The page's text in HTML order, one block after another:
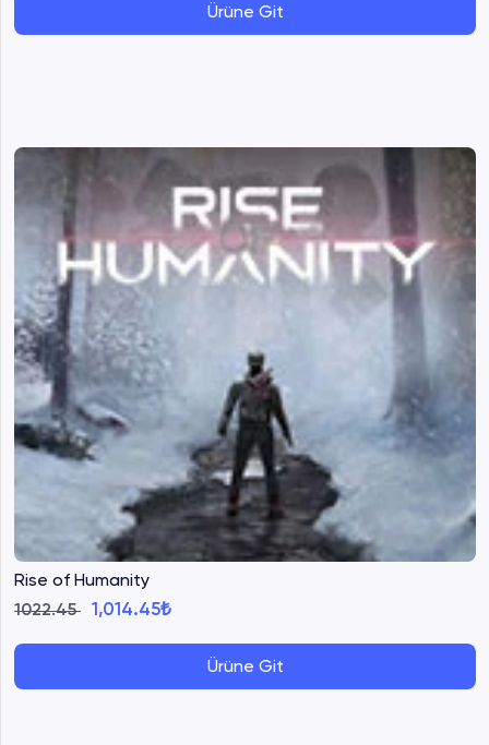
Ürüne Git
Rise of Humanity
1022.45 1,014.45₺
Ürüne Git